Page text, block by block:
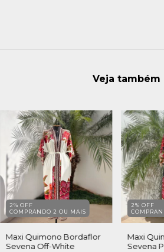
Veja também
2% OFF
COMPRANDO 2 OU MAIS
Maxi Quimono Bordaflor
Sevena Off-White
2% OFF
Maxi
Sevena